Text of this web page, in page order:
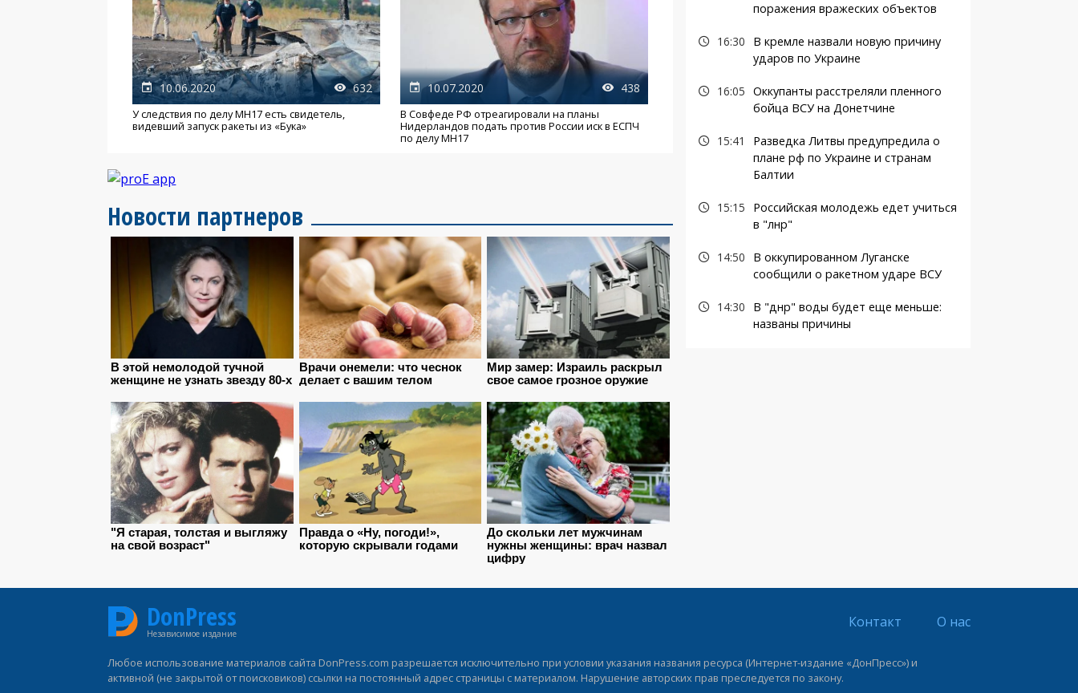
10.06.2020 632
У следствия по делу МН17 есть свидетель,
видевший запуск ракеты из «Бука»
10.07.2020 438
В Совфеде РФ отреагировали на планы
Нидерландов подать против России иск в ЕСПЧ
по делу MH17
Новости партнеров
поражения вражеских объектов
16:30
В кремле назвали новую причину
ударов по Украине
16:05 Оккупанты расстреляли пленного
бойца ВСУ на Донетчине
15:41
Разведка Литвы предупредила о
плане рф по Украине и странам
Балтии
15:15
Российская молодежь едет учиться
в "лнр"
14:50
В оккупированном Луганске
сообщили о ракетном ударе ВСУ
14:30
В "днр" воды будет еще меньше:
названы причины
DonPress
Независимое издание
Контакт О нас
Любое использование материалов сайта DonPress.com разрешается исключительно при условии указания названия ресурса (Интернет-издание «ДонПресс») и
активной (не закрытой от поисковиков) ссылки на постоянный адрес страницы с материалом. Нарушение авторских прав преследуется по закону.